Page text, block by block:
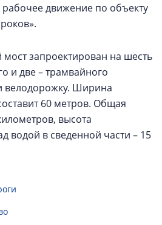
рабочее движение по объекту
запроектирован на шесть
и две – трамвайного
велодорожку. Ширина
60 метров. Общая
высота
водой в сведенной части – 15